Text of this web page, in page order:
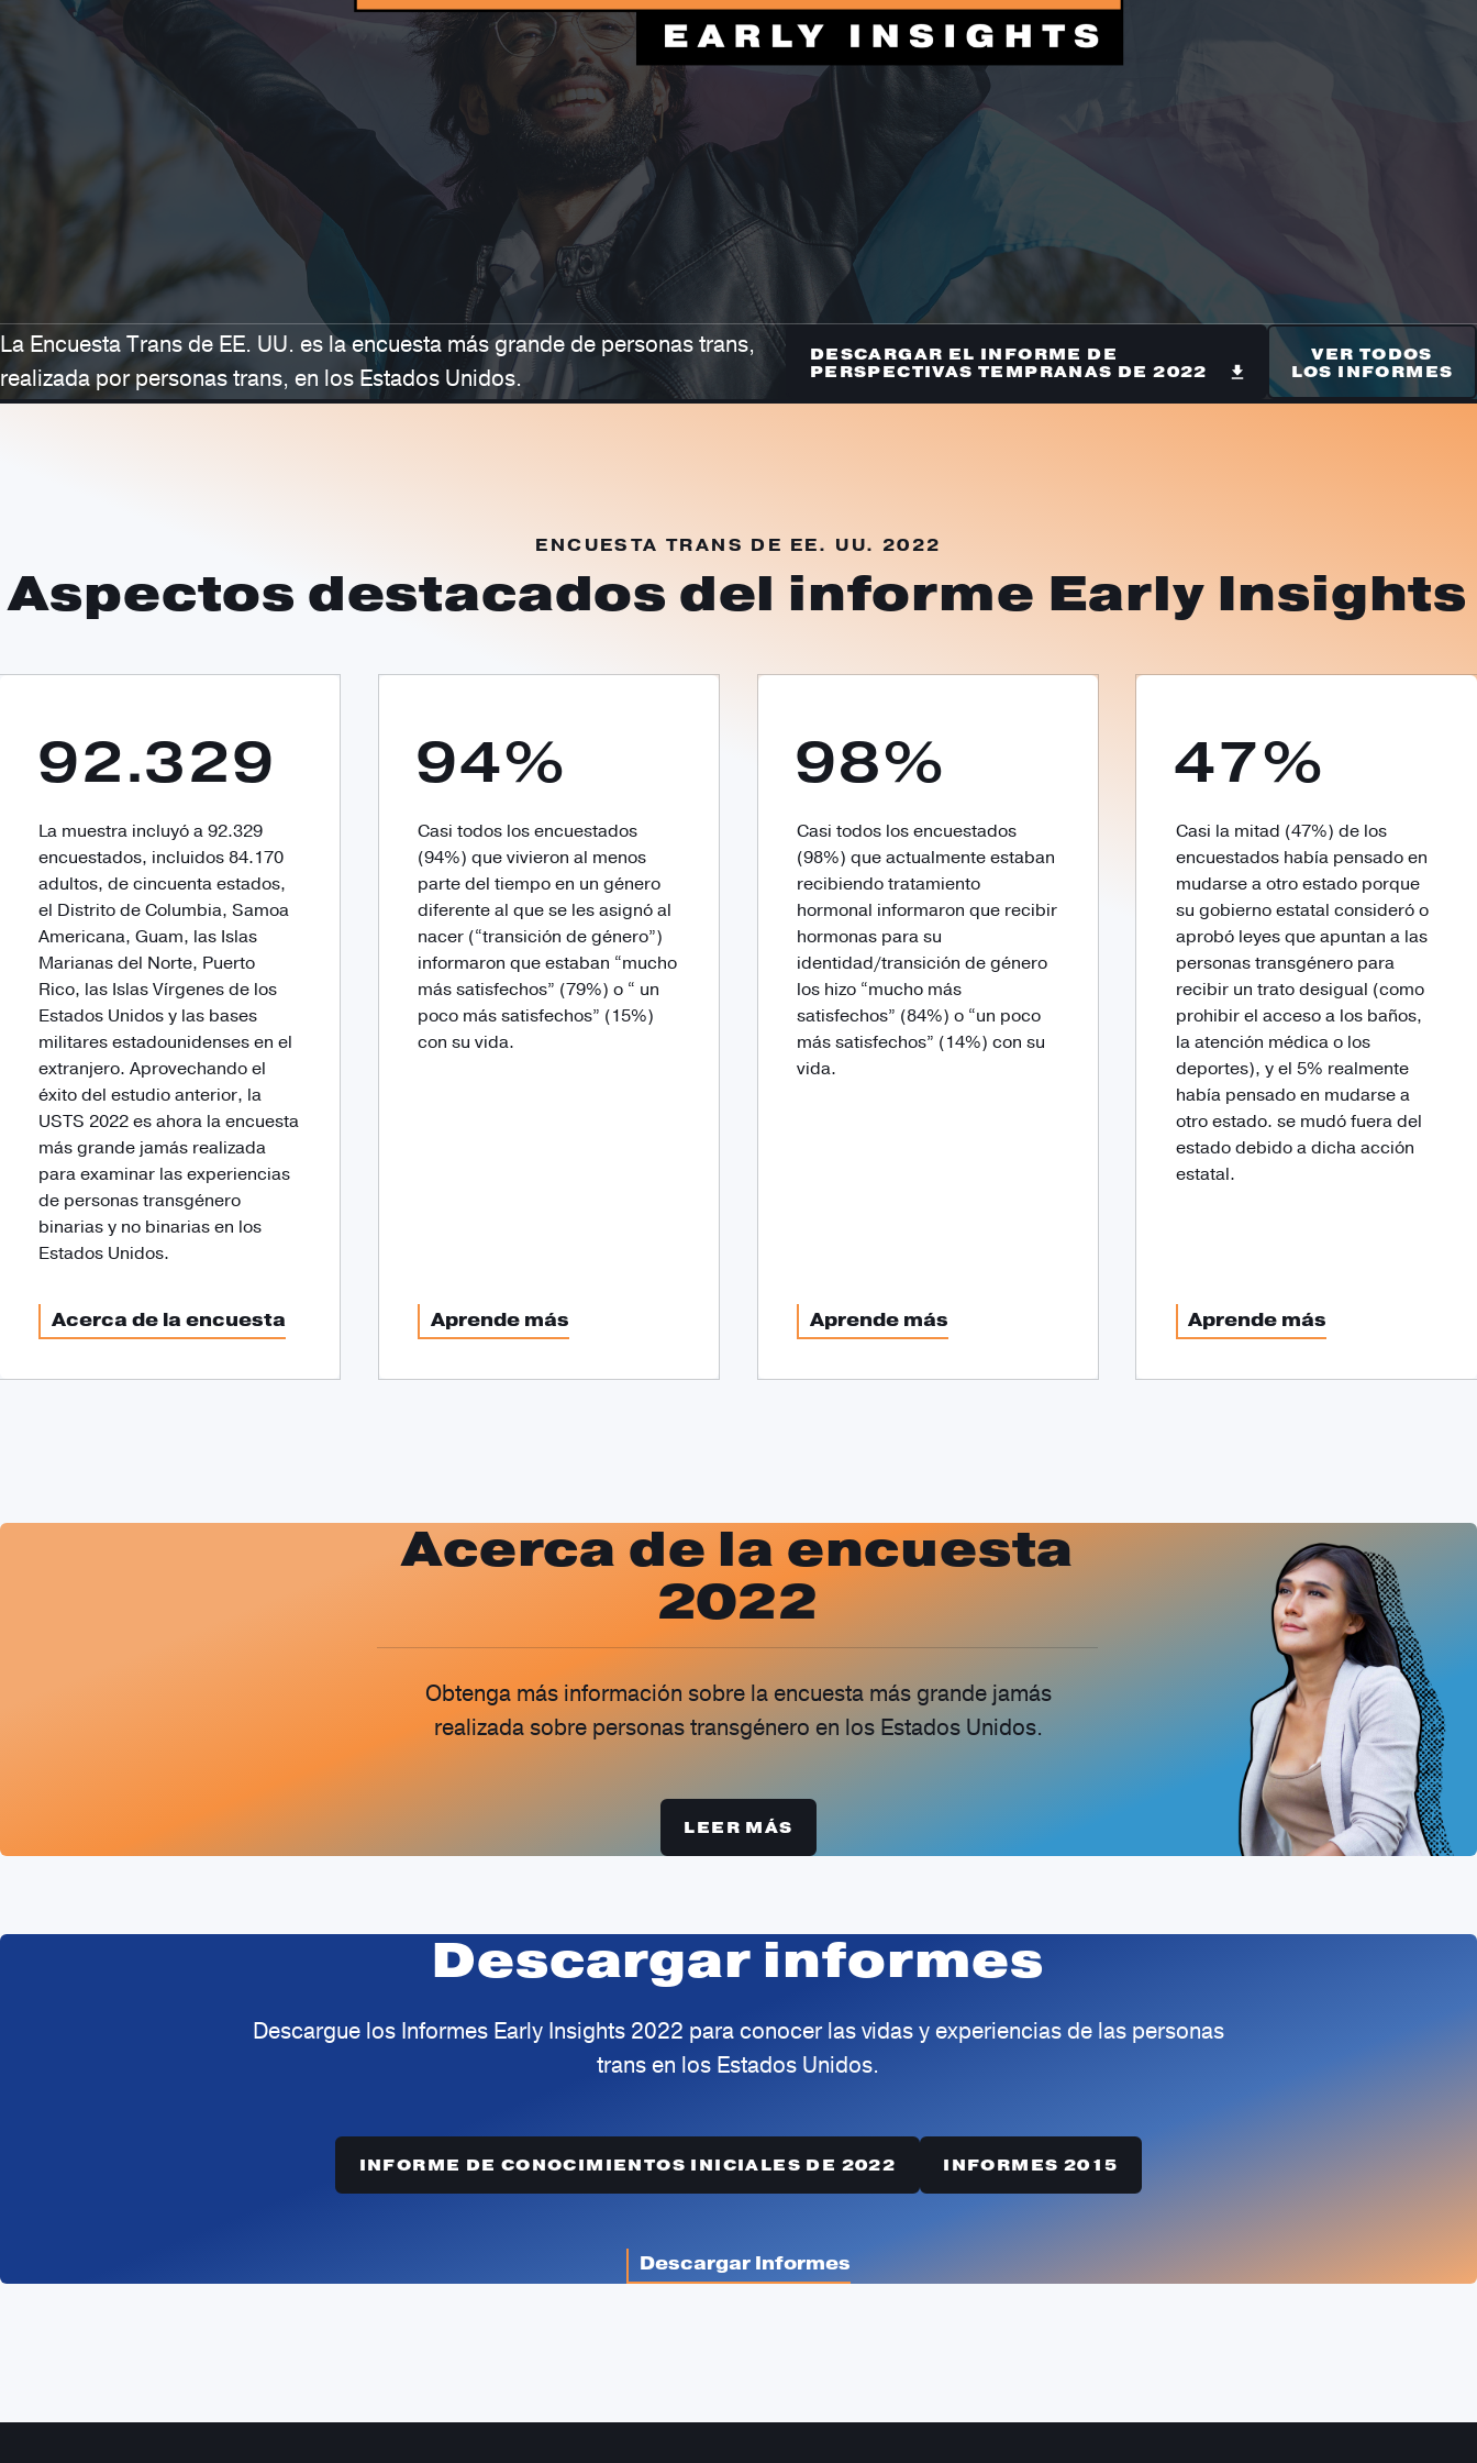
Vida Publica
Vista General del Proyecto
Vista General del Proyecto
Descargar Informes
Equipo y Socios
Preguntas Frecuentes
Historias
La Encuesta Trans de EE. UU. es la encuesta más grande de personas trans,
realizada por personas trans, en los Estados Unidos.
DESCARGAR EL INFORME DE
PERSPECTIVAS TEMPRANAS DE 2022
VER TODOS
LOS INFORMES
ENCUESTA TRANS DE EE. UU. 2022
Aspectos destacados del informe Early Insights
92.329
La muestra incluyó a 92.329
encuestados, incluidos 84.170
adultos, de cincuenta estados,
el Distrito de Columbia, Samoa
Americana, Guam, las Islas
Marianas del Norte, Puerto
Rico, las Islas Vírgenes de los
Estados Unidos y las bases
militares estadounidenses en el
extranjero. Aprovechando el
éxito del estudio anterior, la
USTS 2022 es ahora la encuesta
más grande jamás realizada
para examinar las experiencias
de personas transgénero
binarias y no binarias en los
Estados Unidos.
Acerca de la encuesta
94%
Casi todos los encuestados
(94%) que vivieron al menos
parte del tiempo en un género
diferente al que se les asignó al
nacer (“transición de género”)
informaron que estaban “mucho
más satisfechos” (79%) o “ un
poco más satisfechos” (15%)
con su vida.
Aprende más
98%
Casi todos los encuestados
(98%) que actualmente estaban
recibiendo tratamiento
hormonal informaron que recibir
hormonas para su
identidad/transición de género
los hizo “mucho más
satisfechos” (84%) o “un poco
más satisfechos” (14%) con su
vida.
Aprende más
47%
Casi la mitad (47%) de los
encuestados había pensado en
mudarse a otro estado porque
su gobierno estatal consideró o
aprobó leyes que apuntan a las
personas transgénero para
recibir un trato desigual (como
prohibir el acceso a los baños,
la atención médica o los
deportes), y el 5% realmente
había pensado en mudarse a
otro estado. se mudó fuera del
estado debido a dicha acción
estatal.
Aprende más
Acerca de la encuesta
2022
Obtenga más información sobre la encuesta más grande jamás
realizada sobre personas transgénero en los Estados Unidos.
LEER MÁS
Descargar informes
Descargue los Informes Early Insights 2022 para conocer las vidas y experiencias de las personas
trans en los Estados Unidos.
INFORME DE CONOCIMIENTOS INICIALES DE 2022 INFORMES 2015
Descargar Informes